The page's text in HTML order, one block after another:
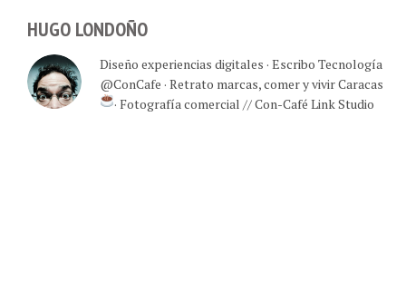
HUGO LONDOÑO
Diseño experiencias digitales · Escribo Tecnología
@ConCafe · Retrato marcas, comer y vivir Caracas
· Fotografía comercial // Con-Café Link Studio